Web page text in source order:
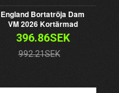
England Bortatröja Dam
VM 2026 Kortärmad
396.86SEK
992.21SEK